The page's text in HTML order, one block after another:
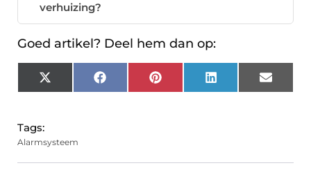
verhuizing?
Goed artikel? Deel hem dan op:
X
(Twitter)
FacebookPinterest LinkedIn Email
Tags:
Alarmsysteem